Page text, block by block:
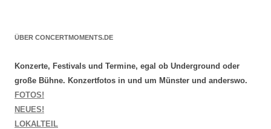
ÜBER CONCERTMOMENTS.DE
Konzerte, Festivals und Termine, egal ob Underground oder
große Bühne. Konzertfotos in und um Münster und anderswo.
FOTOS!
NEUES!
LOKALTEIL